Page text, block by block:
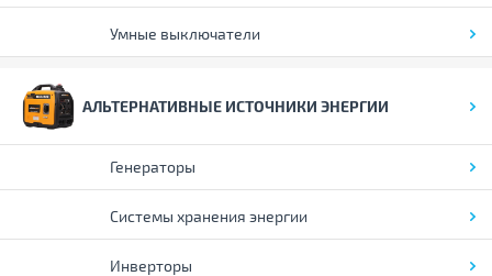
Умные выключатели
АЛЬТЕРНАТИВНЫЕ ИСТОЧНИКИ ЭНЕРГИИ
Генераторы
Системы хранения энергии
Инверторы